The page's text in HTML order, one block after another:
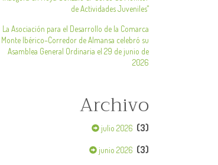
de Actividades Juveniles"
La Asociación para el Desarrollo de la Comarca
Monte Ibérico–Corredor de Almansa celebró su
Asamblea General Ordinaria el 29 de junio de
2026
Archivo
julio 2026 (3)
junio 2026 (3)